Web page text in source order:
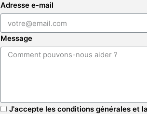
Adresse e-mail
Message
J'accepte les conditions générales et